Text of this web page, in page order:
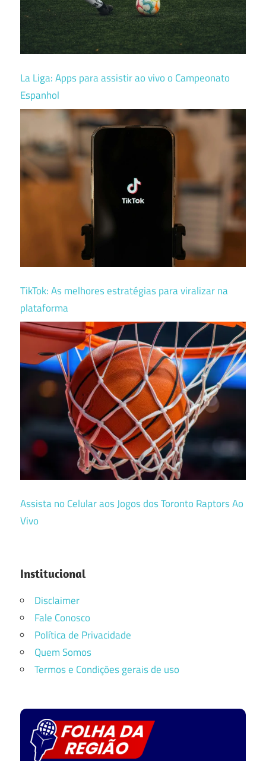
La Liga: Apps para assistir ao vivo o Campeonato
Espanhol
TikTok: As melhores estratégias para viralizar na
plataforma
Assista no Celular aos Jogos dos Toronto Raptors Ao
Vivo
Institucional
Disclaimer
Fale Conosco
Política de Privacidade
Quem Somos
Termos e Condições gerais de uso